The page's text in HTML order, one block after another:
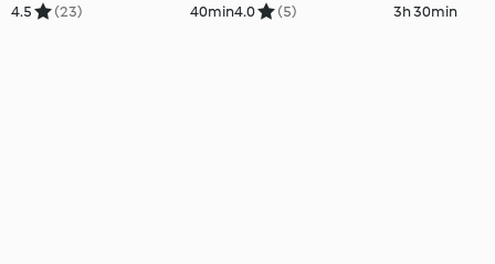
4.5 (23) 40min4.0 (5) 3h 30min